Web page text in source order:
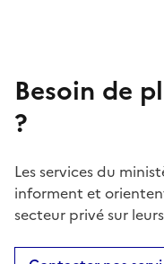
Besoin de
?
Les services du
informent et
secteur privé sur